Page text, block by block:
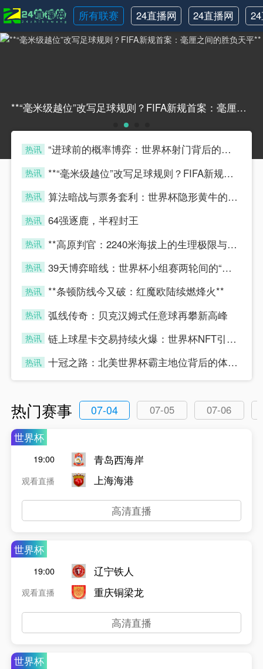
所有联赛
24直播网
NBA
24直播网
世界杯
**“毫米级越位”改写足球规则？FIFA新规首案：毫厘之间的胜负天平****“毫米级越位”改写足球规则？FIFA新规首案：毫厘之间的胜负天平**
热讯
“进球前的概率博弈：世界杯射门背后的隐藏算法”
热讯
**“毫米级越位”改写足球规则？FIFA新规首案：毫厘之间的胜负天平**
热讯
算法暗战与票务套利：世界杯隐形黄牛的博弈模型
热讯 64强逐鹿，半程封王
热讯
**高原判官：2240米海拔上的生理极限与毫秒级执法**
热讯
39天博弈暗线：世界杯小组赛两轮间的“休整”真相
热讯
**条顿防线今又破：红魔欧陆续燃烽火**
热讯 弧线传奇：贝克汉姆式任意球再攀新高峰
热讯
链上球星卡交易持续火爆：世界杯NFT引爆数字藏品新浪潮
热讯
十冠之路：北美世界杯霸主地位背后的体能密码
热门赛事 07-04 07-05
07-06
世界杯
19:00
观看直播
青岛西海岸
上海海港
高清直播
世界杯
19:00
观看直播
辽宁铁人
重庆铜梁龙
高清直播
世界杯